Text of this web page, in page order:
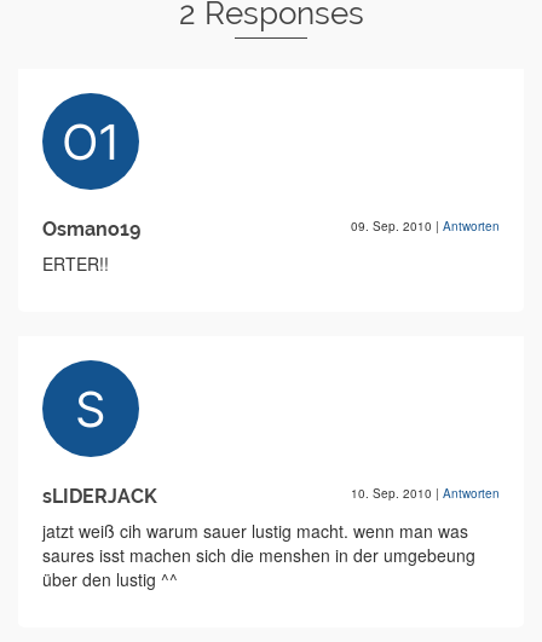
2 Responses
Osmano19 09. Sep. 2010 | Antworten
ERTER!!
sLIDERJACK 10. Sep. 2010 | Antworten
jatzt weiß cih warum sauer lustig macht. wenn man was
saures isst machen sich die menshen in der umgebeung
über den lustig ^^